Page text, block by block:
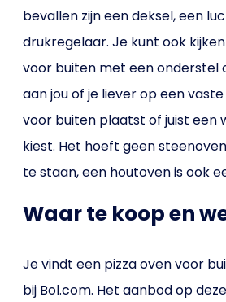
bevallen zijn een deksel, een
drukregelaar. Je kunt ook
voor buiten met een onderstel
aan jou of je liever op een
voor buiten plaatst of juist een
kiest. Het hoeft geen
te staan, een houtoven is ook
Waar te koop en
Je vindt een pizza oven voor
bij Bol.com. Het aanbod op